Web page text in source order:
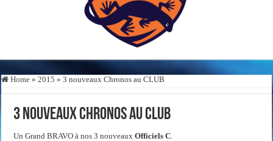
Home » 2015 » 3 nouveaux Chronos au CLUB
3 nouveaux Chronos au CLUB
Un Grand BRAVO à nos 3 nouveauxOfficiels C.